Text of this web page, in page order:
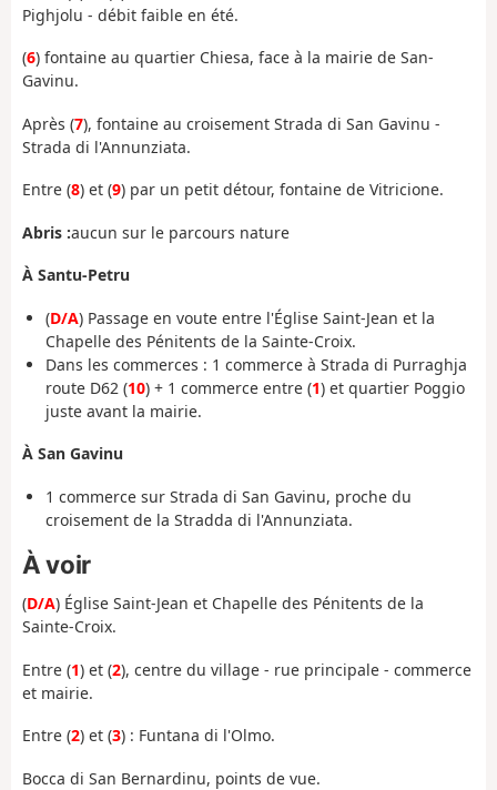
Pighjolu - débit faible en été.
(6) fontaine au quartier Chiesa, face à la mairie de San-
Gavinu.
Après (7), fontaine au croisement Strada di San Gavinu -
Strada di l'Annunziata.
Entre (8) et (9) par un petit détour, fontaine de Vitricione.
Abris :aucun sur le parcours nature
À Santu-Petru
(D/A) Passage en voute entre l'Église Saint-Jean et la
Chapelle des Pénitents de la Sainte-Croix.
Dans les commerces : 1 commerce à Strada di Purraghja
route D62 (10) + 1 commerce entre (1) et quartier Poggio
juste avant la mairie.
À San Gavinu
1 commerce sur Strada di San Gavinu, proche du
croisement de la Stradda di l'Annunziata.
À voir
(D/A) Église Saint-Jean et Chapelle des Pénitents de la
Sainte-Croix.
Entre (1) et (2), centre du village - rue principale - commerce
et mairie.
Entre (2) et (3) : Funtana di l'Olmo.
Bocca di San Bernardinu, points de vue.